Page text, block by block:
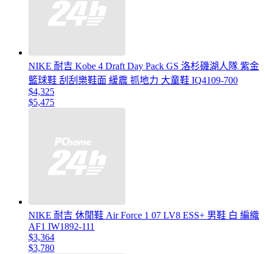
NIKE 耐吉 Kobe 4 Draft Day Pack GS 洛杉磯湖人隊 紫金
籃球鞋 刮刮樂鞋面 緩震 抓地力 大童鞋 IQ4109-700
$4,325
$5,475
NIKE 耐吉 休閒鞋 Air Force 1 07 LV8 ESS+ 男鞋 白 編織
AF1 IW1892-111
$3,364
$3,780